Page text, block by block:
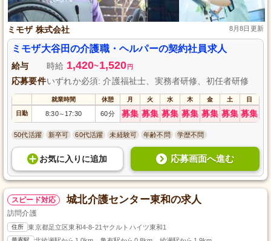
ミモザ 株式会社 8月8日更新
ミモザ大谷田の介護職・ヘルパーの契約社員求人
給与 時給 1,420~1,520 円
応募要件いずれか必須: 介護福祉士、実務者研修、初任者研修
就業時間 休憩 月 火 水 木 金 土 日
日勤 8:30～ 17:30 60分 募集 募集 募集 募集 募集 募集 募集
50代活躍 新卒可 60代活躍 未経験可 年齢不問 学歴不問
お気に入り に追加 応募画面へ進む
スピード対応 城北介護センター東和の求人
訪問介護
住所 東京都足立区東和4-8-21ヤクルトハイツ東和1